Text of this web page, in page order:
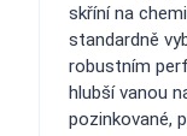
skříní na
standardně
robustním
hlubší vanou
pozinkované,